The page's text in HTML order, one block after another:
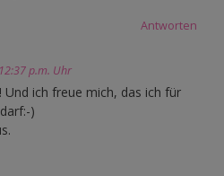
Antworten
p.m. Uhr
ich freue mich, das ich für
)